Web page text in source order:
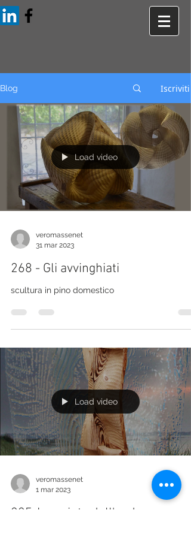
Blog Iscriviti
Load video
veromassenet
31 mar 2023
268 - Gli avvinghiati
scultura in pino domestico
Load video
veromassenet
1 mar 2023
225-La spinta dell'onda